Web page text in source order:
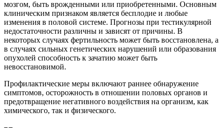
мозгом, быть врожденными или приобретенными. Основным
клиническим признаком является бесплодие и любые
изменения в половой системе. Прогнозы при тестикулярной
недостаточности различны и зависят от причины. В
некоторых случаях фертильность может быть восстановлена, а
в случаях сильных генетических нарушений или образования
опухолей способность к зачатию может быть
невосстановимой.
Профилактические меры включают раннее обнаружение
симптомов, осторожность в отношении половых органов и
предотвращение негативного воздействия на организм, как
химического, так и физического.